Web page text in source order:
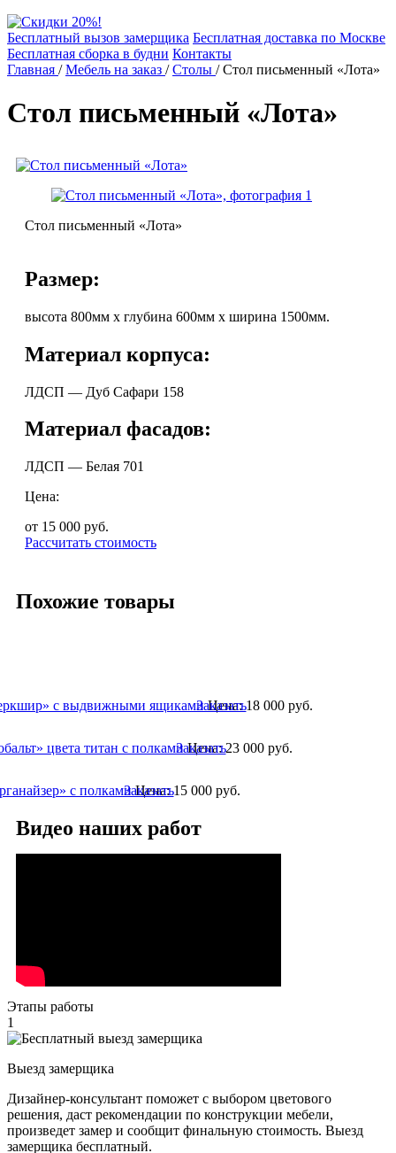
Бесплатный вызов замерщика Бесплатная доставка по Москве
Бесплатная сборка в будни Контакты
Главная /Мебель на заказ /Столы /Стол письменный «Лота»
Стол письменный «Лота»
Стол письменный «Лота»
Размер:
высота 800мм х глубина 600мм х ширина 1500мм.
Материал корпуса:
ЛДСП — Дуб Сафари 158
Материал фасадов:
ЛДСП — Белая 701
Цена:
от 15 000 руб.
Рассчитать стоимость
Похожие товары
с выдвижными ящиками Цена:18 000 руб.
Заказать
цвета титан с полками Цена:23 000 руб.
Заказать
с полками Цена:15 000 руб.
Заказать
Видео наших работ
Этапы работы
1
Выезд замерщика
Дизайнер-консультант поможет с выбором цветового
решения, даст рекомендации по конструкции мебели,
произведет замер и сообщит финальную стоимость. Выезд
замерщика бесплатный.